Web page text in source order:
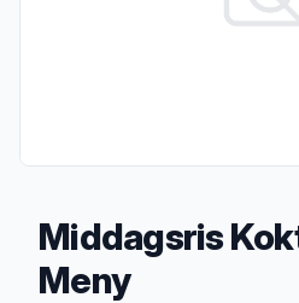
Middagsris
Meny